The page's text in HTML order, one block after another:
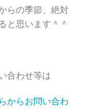
らの季節、絶対
と思います＾＾
合わせ等は
からお問い合わ